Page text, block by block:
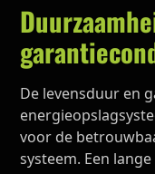
De levensduur en
voor de
systeem. Een